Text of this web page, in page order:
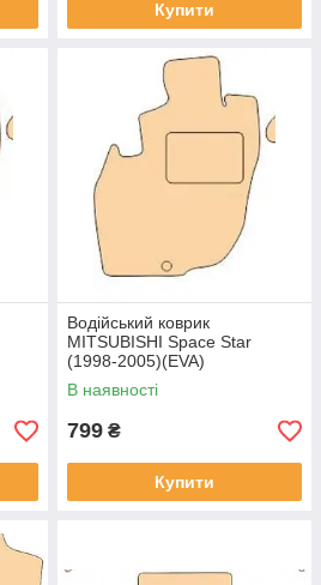
Купити
Водійський коврик
MITSUBISHI Space Star
(1998-2005)(EVA)
В наявності
799 ₴
Купити